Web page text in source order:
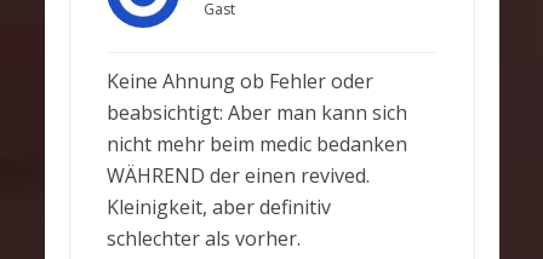
Gast
Keine Ahnung ob Fehler oder
beabsichtigt: Aber man kann sich
nicht mehr beim medic bedanken
WÄHREND der einen revived.
Kleinigkeit, aber definitiv
schlechter als vorher.